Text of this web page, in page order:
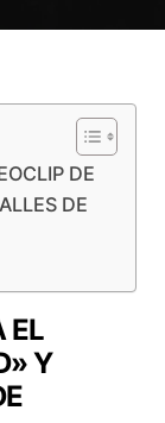
DE
DE
EL
Y